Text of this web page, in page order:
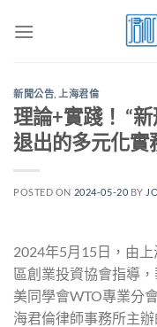
新聞公告 上海君倫
理論+實踐！ “
退出的多元化實
POSTED ON 2024-05-20 BY
2024年5月15日，由
區創業投資協會指導
美同學會WTO專業分
海君倫律師事務所主